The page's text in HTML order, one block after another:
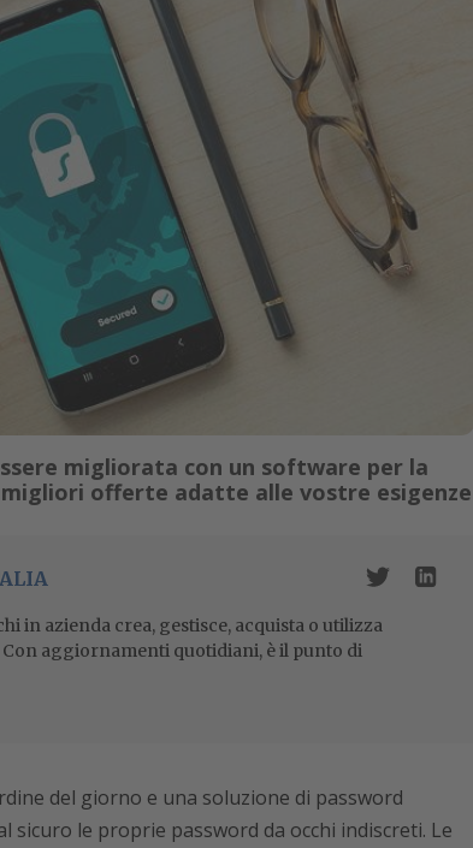
migliorata con un software per la
migliori offerte adatte alle vostre esigenze
in azienda crea, gestisce, acquista o utilizza
aggiornamenti quotidiani, è il punto di
del giorno e una soluzione di password
sicuro le proprie password da occhi indiscreti. Le